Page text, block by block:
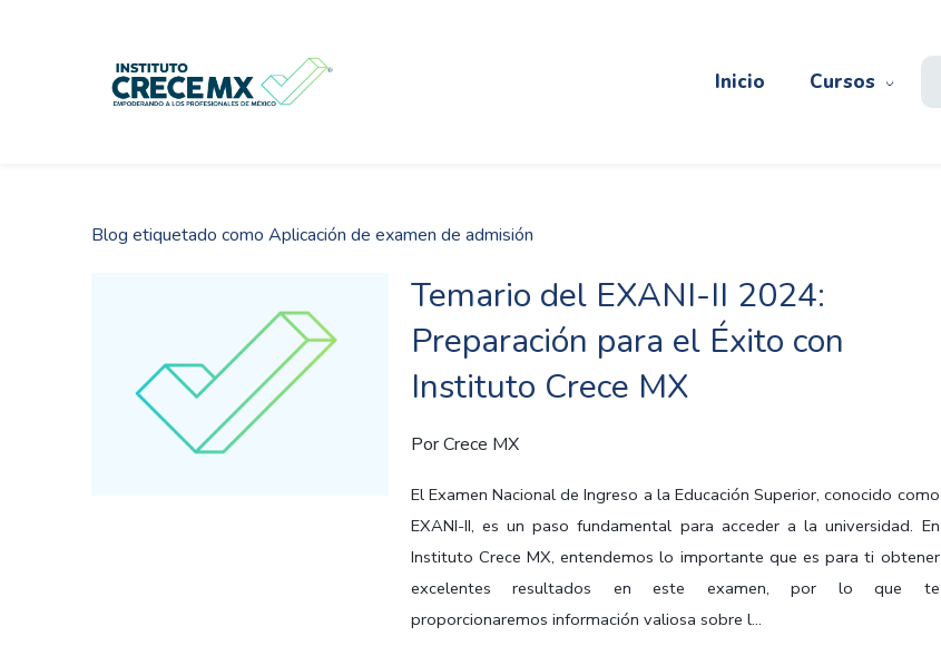
Inicio Cursos
Blog etiquetado como Aplicación de examen de admisión
Temario del EXANI-II 2024:
Preparación para el Éxito con
Instituto Crece MX
PorCrece MX
El Examen Nacional de Ingreso a la Educación Superior, conocido como
EXANI-II, es un paso fundamental para acceder a la universidad. En
Instituto Crece MX, entendemos lo importante que es para ti obtener
excelentes resultados en este examen, por lo que te
proporcionaremos información valiosa sobre l...